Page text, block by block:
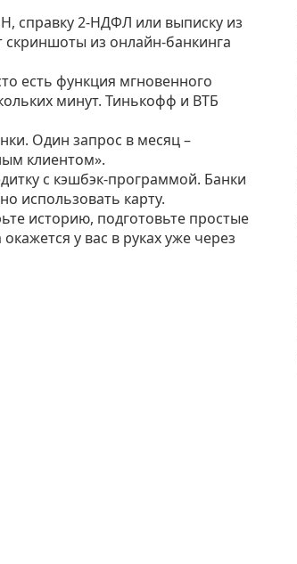
справку 2‑НДФЛ или выписку из
из онлайн‑банкинга
есть функция мгновенного
минут. Тинькофф и ВТБ
Один запрос в месяц –
клиентом».
с кэшбэк‑программой. Банки
использовать карту.
историю, подготовьте простые
у вас в руках уже через